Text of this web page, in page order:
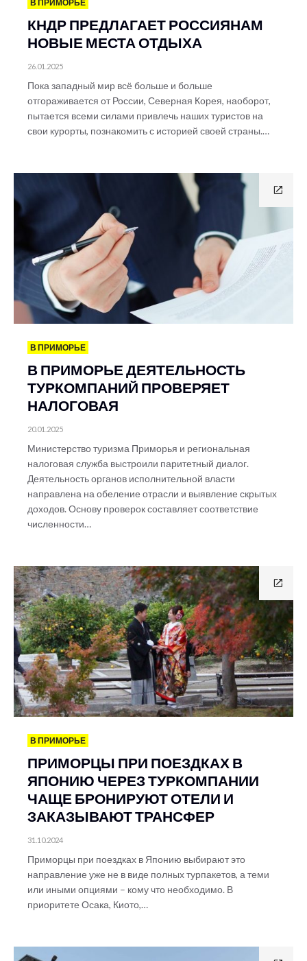
В ПРИМОРЬЕ
КНДР ПРЕДЛАГАЕТ РОССИЯНАМ
НОВЫЕ МЕСТА ОТДЫХА
26.01.2025
Пока западный мир всё больше и больше
отгораживается от России, Северная Корея, наоборот,
пытается всеми силами привлечь наших туристов на
свои курорты, познакомить с историей своей страны.…
В ПРИМОРЬЕ
В ПРИМОРЬЕ ДЕЯТЕЛЬНОСТЬ
ТУРКОМПАНИЙ ПРОВЕРЯЕТ
НАЛОГОВАЯ
20.01.2025
Министерство туризма Приморья и региональная
налоговая служба выстроили паритетный диалог.
Деятельность органов исполнительной власти
направлена на обеление отрасли и выявление скрытых
доходов. Основу проверок составляет соответствие
численности…
В ПРИМОРЬЕ
ПРИМОРЦЫ ПРИ ПОЕЗДКАХ В
ЯПОНИЮ ЧЕРЕЗ ТУРКОМПАНИИ
ЧАЩЕ БРОНИРУЮТ ОТЕЛИ И
ЗАКАЗЫВАЮТ ТРАНСФЕР
31.10.2024
Приморцы при поездках в Японию выбирают это
направление уже не в виде полных турпакетов, а теми
или иными опциями – кому что необходимо. В
приоритете Осака, Киото,…